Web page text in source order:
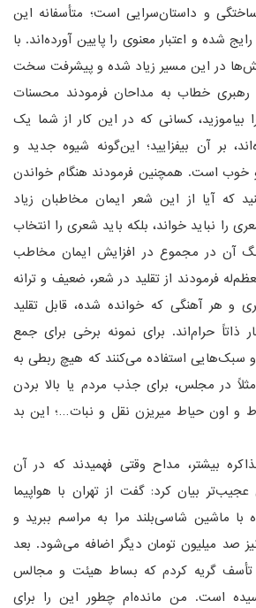
و داستان‌سرایی است؛ متأسفانه این
شده و اعتبار معنوی را پایین آورده‌اند. با
در این مسیر زیاد شده و پیشرفت سخت
خطاب به مداحان فرمودند محسنات
بیاموزید، کسانی که در این کار از شما یک
بر آن بیفزایید؛ این‌گونه شیوه جدید و
است. همچنین فرمودند هنگام خواندن
که آیا از این شعر ایمان مخاطبان زیاد
را نباید خواند، بلکه باید شعری را انتخاب
آن در مجموع در افزایش ایمان مخاطب
فرمودند از تقلید در شعر، ضعیف و ترانه
و هر آهنگی که خوانده شده، قابل تقلید
ذاتاً حرام‌اند. برای نمونه برخی برای جمع
سبک‌هایی استفاده می‌کنند که هیچ ربطی به
در مجلس، برای جذب مردم یا بالا بردن
و اون حیاط میریزن نقل و نبات…؛ این بد
بیشتر، مداح وقتی فهمیدند که در آن
بیان کرد: گفت از تهران با هواپیما
با ماشین شاسی‌بلند مرا به مراسم ببرید و
صد میلیون تومان دیگر اضافه می‌شود. بعد
تأسف گریه کردم که بساط هیئت و مجالس
است. من مانده‌ام چطور این را برای